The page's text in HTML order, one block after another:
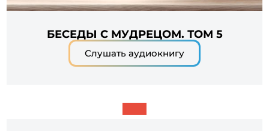
БЕСЕДЫ С МУДРЕЦОМ. ТОМ 5
Слушать аудиокнигу